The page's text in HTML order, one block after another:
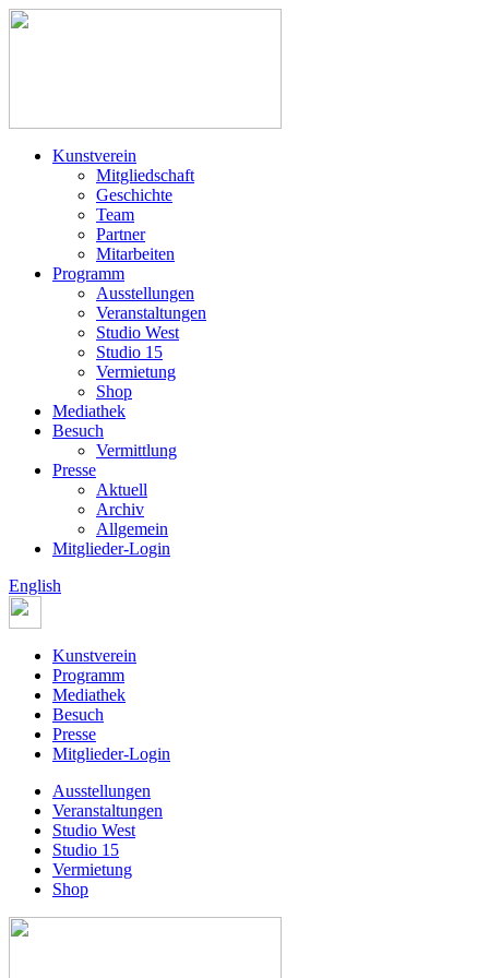
Kunstverein
Mitgliedschaft
Geschichte
Team
Partner
Mitarbeiten
Programm
Ausstellungen
Veranstaltungen
Studio West
Studio 15
Vermietung
Shop
Mediathek
Besuch
Vermittlung
Presse
Aktuell
Archiv
Allgemein
Mitglieder-Login
English
Kunstverein
Programm
Mediathek
Besuch
Presse
Mitglieder-Login
Ausstellungen
Veranstaltungen
Studio West
Studio 15
Vermietung
Shop